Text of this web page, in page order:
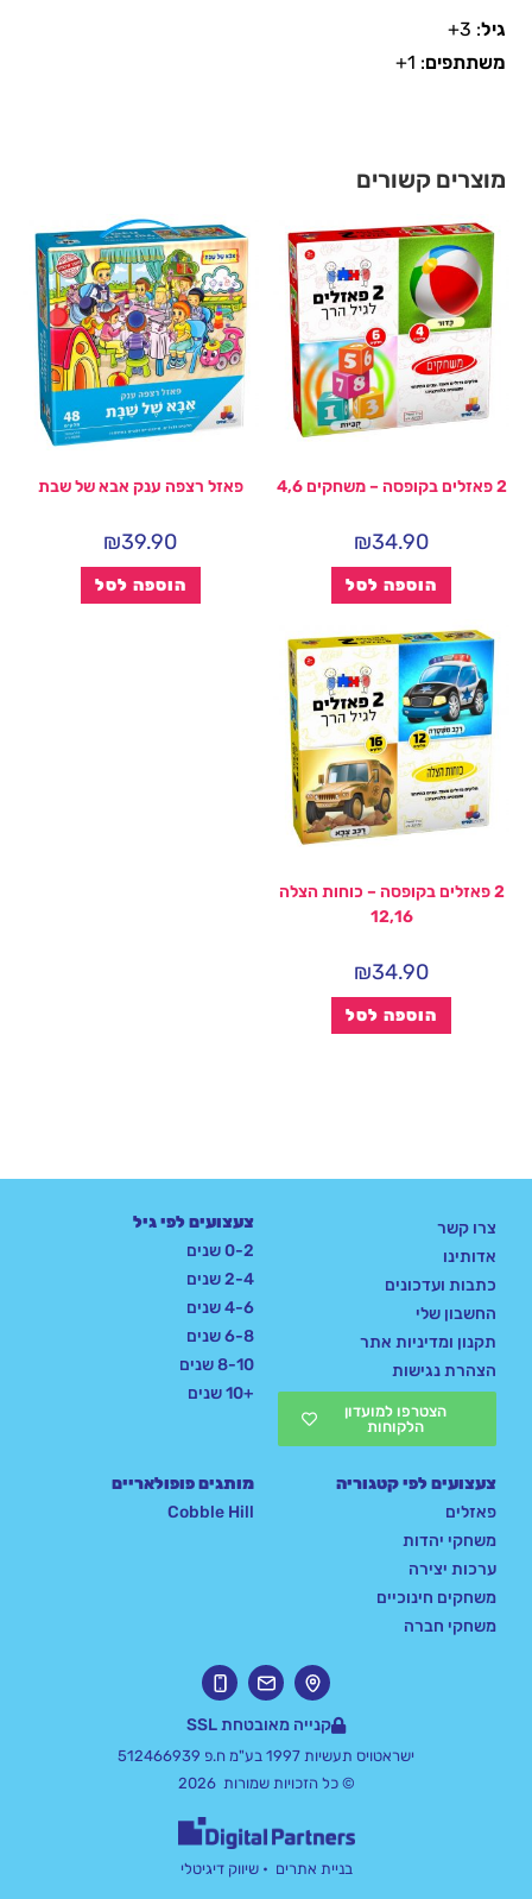
גיל: 3+
משתתפים: 1+
מוצרים קשורים
2 פאזלים בקופסה – משחקים 4,6
₪34.90
הוספה לסל
פאזל רצפה ענק אבא של שבת
₪39.90
הוספה לסל
2 פאזלים בקופסה – כוחות הצלה
12,16
₪34.90
הוספה לסל
צרו קשר
אדותינו
כתבות ועדכונים
החשבון שלי
תקנון ומדיניות אתר
הצהרת נגישות
הצטרפו למועדון
הלקוחות
צעצועים לפי גיל
0-2 שנים
2-4 שנים
4-6 שנים
6-8 שנים
8-10 שנים
+10 שנים
צעצועים לפי קטגוריה
פאזלים
משחקי יהדות
ערכות יצירה
משחקים חינוכיים
משחקי חברה
מותגים פופולאריים
Cobble Hill
קנייה מאובטחת SSL
ישראטויס תעשיות 1997 בע"מ ח.פ 512466939
© כל הזכויות שמורות 2026
בניית אתרים • שיווק דיגיטלי